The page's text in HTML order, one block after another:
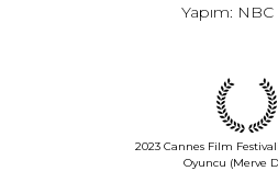
Yapım:
2023 Cannes Film
Oyuncu (Merve